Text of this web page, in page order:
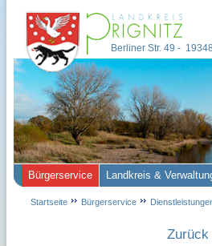
Zurück
Berliner Str. 49 -
Bürgerservice Landkreis &
Startseite Bürgerservice